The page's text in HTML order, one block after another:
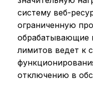
систему веб-
ограниченную
обрабатывающие
лимитов ведет к
отключению в